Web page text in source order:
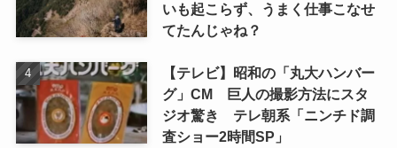
いも起こらず、うまく仕事こなせ
てたんじゃね？
【テレビ】昭和の「丸大ハンバー
グ」CM 巨人の撮影方法にスタ
ジオ驚き テレ朝系「ニンチド調
査ショー2時間SP」